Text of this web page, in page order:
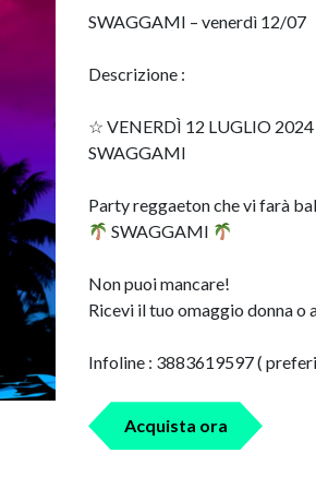
SWAGGAMI – venerdì 12/07
Descrizione :
☆ VENERDÌ 12 LUGLIO
SWAGGAMI
Party reggaeton che vi farà
SWAGGAMI
Non puoi mancare!
Ricevi il tuo omaggio donna
Infoline : 3883619597 (
Acquista ora